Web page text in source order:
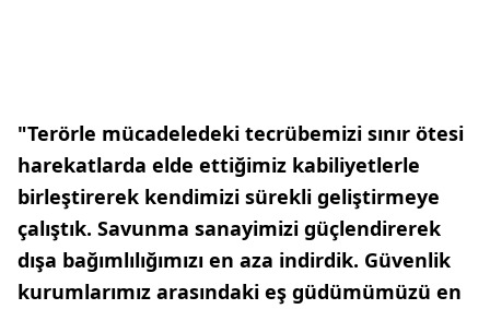
"Terörle mücadeledeki tecrübemizi sınır ötesi
harekatlarda elde ettiğimiz kabiliyetlerle
birleştirerek kendimizi sürekli geliştirmeye
çalıştık. Savunma sanayimizi güçlendirerek
dışa bağımlılığımızı en aza indirdik. Güvenlik
kurumlarımız arasındaki eş güdümümüzü en